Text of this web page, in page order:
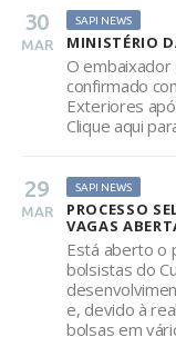
30
MAR
SAPI NEWS
MINISTÉRIO
O embaixador
confirmado
Exteriores
Clique aqui
29
MAR
SAPI NEWS
PROCESSO
VAGAS
Está aberto o
bolsistas do
e, devido à
bolsas em